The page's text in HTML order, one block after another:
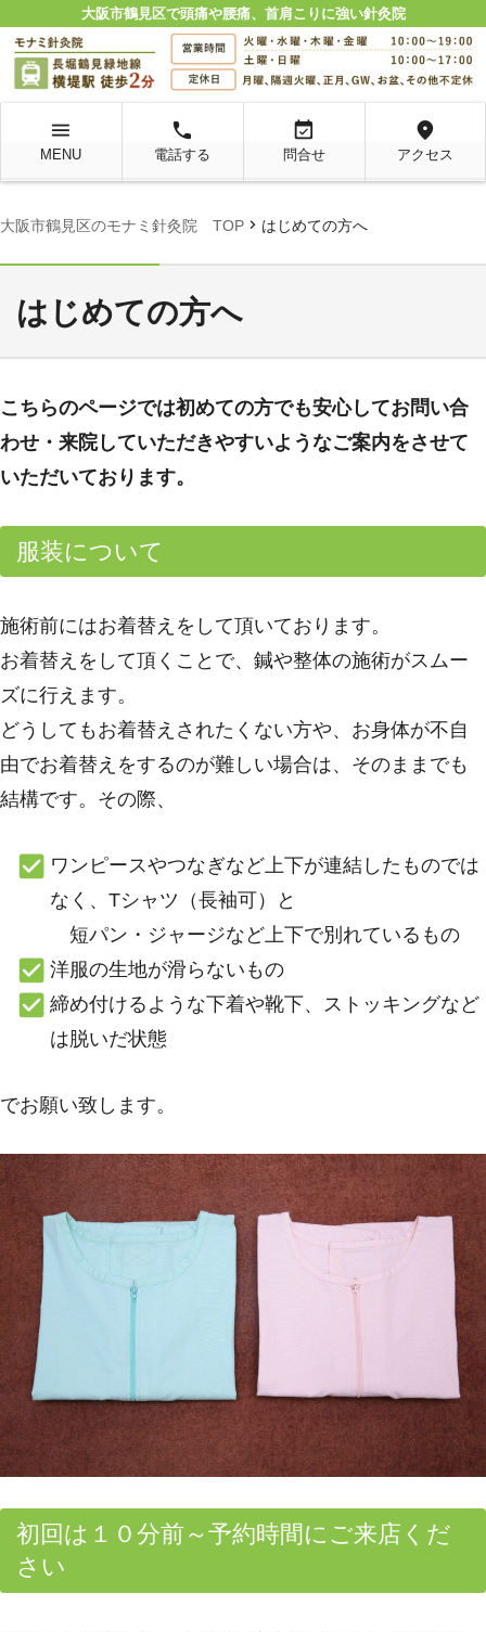
大阪市鶴見区で頭痛や腰痛、首肩こりに強い針灸院
menu
MENU
local_phone
電話する
event_available
問合せ
location_on
アクセス
大阪市鶴見区のモナミ針灸院 TOP chevron_right はじめての方へ
はじめての方へ
こちらのページでは初めての方でも安心してお問い合
わせ・来院していただきやすいようなご案内をさせて
いただいております。
服装について
施術前にはお着替えをして頂いております。
お着替えをして頂くことで、鍼や整体の施術がスムー
ズに行えます。
どうしてもお着替えされたくない方や、お身体が不自
由でお着替えをするのが難しい場合は、そのままでも
結構です。その際、
ワンピースやつなぎなど上下が連結したものでは
なく、Tシャツ（長袖可）と
短パン・ジャージなど上下で別れているもの
洋服の生地が滑らないもの
締め付けるような下着や靴下、ストッキングなど
は脱いだ状態
でお願い致します。
初回は１０分前～予約時間にご来店くだ
さい